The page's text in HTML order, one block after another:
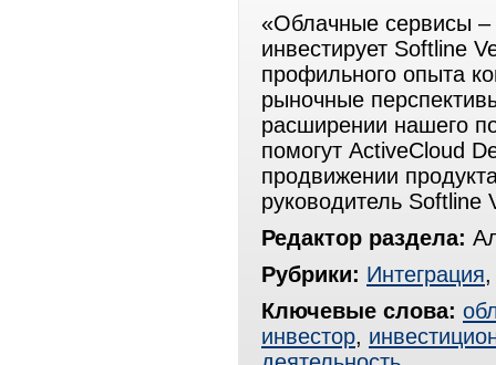
«Облачные сервисы –
инвестирует Softline
профильного опыта
рыночные
расширении нашего
помогут ActiveCloud
продвижении
руководитель Softline
Редактор раздела:
Рубрики: Интеграция
Ключевые слова:
инвестор,